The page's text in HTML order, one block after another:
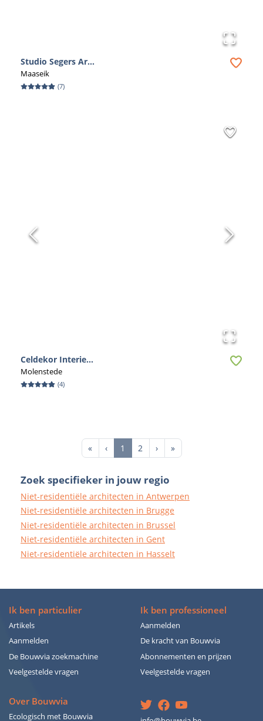
Studio Segers Ar...
Maaseik
(7)
Celdekor Interie...
Molenstede
(4)
«First‹Previous
1 2 ›Next
»Last
Zoek specifieker in jouw regio
Niet-residentiële architecten in Antwerpen
Niet-residentiële architecten in Brugge
Niet-residentiële architecten in Brussel
Niet-residentiële architecten in Gent
Niet-residentiële architecten in Hasselt
Ik ben particulier
Artikels
Aanmelden
De Bouwvia zoekmachine
Veelgestelde vragen
Ik ben professioneel
Aanmelden
De kracht van Bouwvia
Abonnementen en prijzen
Veelgestelde vragen
Over Bouwvia
Ecologisch met Bouwvia